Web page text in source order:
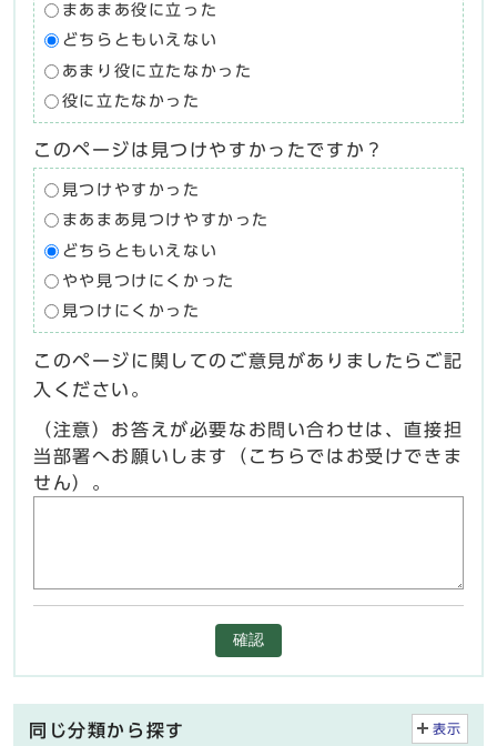
まあまあ役に立った
どちらともいえない
あまり役に立たなかった
役に立たなかった
このページは見つけやすかったですか？
見つけやすかった
まあまあ見つけやすかった
どちらともいえない
やや見つけにくかった
見つけにくかった
このページに関してのご意見がありましたらご記
入ください。
（注意）お答えが必要なお問い合わせは、直接担
当部署へお願いします（こちらではお受けできま
せん）。
確認
同じ分類から探す 表示